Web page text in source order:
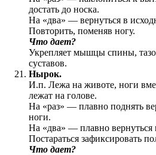
достать до носка.
На «два» — вернуться в
Повторить, поменяв ногу.
Что дает?
Укрепляет мышцы спины,
суставов.
Нырок.
И.п. Лежа на животе, ноги
лежат на голове.
На «раз» — плавно поднять
ноги.
На «два» — плавно вернуться
Постараться зафиксировать
Что дает?